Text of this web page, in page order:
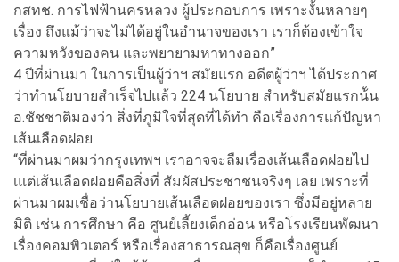
กสทช. การไฟฟ้านครหลวง ผู้ประกอบการ เพราะงั้นหลายๆ
เรื่อง ถึงแม้ว่าจะไม่ได้อยู่ในอำนาจของเรา เราก็ต้องเข้าใจ
ความหวังของคน และพยายามหาทางออก”
4 ปีที่ผ่านมา ในการเป็นผู้ว่าฯ สมัยแรก อดีตผู้ว่าฯ ได้ประกาศ
ว่าทำนโยบายสำเร็จไปแล้ว 224 นโยบาย สำหรับสมัยแรกน้ัน
อ.ชัชชาติมองว่า สิ่งที่ภูมิใจที่สุดที่ได้ทำ คือเรื่องการแก้ปัญหา
เส้นเลือดฝอย
“ที่ผ่านมาผมว่ากรุงเทพฯ เราอาจจะลืมเรื่องเส้นเลือดฝอยไป
เแต่เส้นเลือดฝอยคือสิ่งที่ สัมผัสประชาชนจริงๆ เลย เพราะที่
ผ่านมาผมเชื่อว่านโยบายเส้นเลือดฝอยของเรา ซึ่งมีอยู่หลาย
มิติ เช่น การศึกษา คือ ศูนย์เลี้ยงเด็กอ่อน หรือโรงเรียนพัฒนา
เรื่องคอมพิวเตอร์ หรือเรื่องสาธารณสุข ก็คือเรื่องศูนย์